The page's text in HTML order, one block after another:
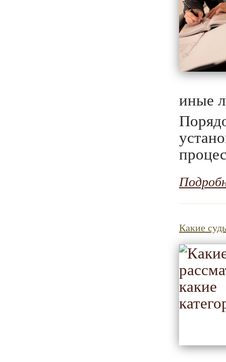
иные
Какие